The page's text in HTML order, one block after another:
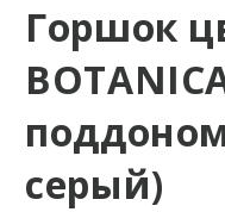
Горшок
серый)